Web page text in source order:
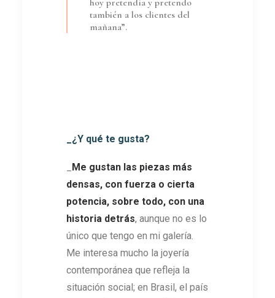
hoy pretendía y pretendo
también a los clientes del
mañana”.
_¿Y qué te gusta?
Me gustan las piezas más
densas, con fuerza o cierta
potencia, sobre todo, con una
historia detrás, aunque no es lo
único que tengo en mi galería.
Me interesa mucho la joyería
contemporánea que refleja la
situación social; en Brasil, el país